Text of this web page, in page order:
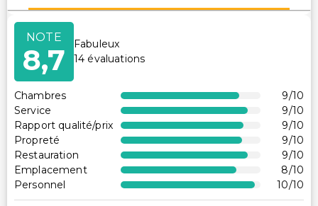
Club pour enfants (gratuit)
Équipements de remise en forme
Distributeur automatique/Services bancaires
Accessibilité
Accessible en fauteuil roulant – non
Loisirs
Animations de soirée
Discothèque
NOTE
8,7
Fabuleux
14 évaluations
Chambres 9/10
Service
9/10
Rapport qualité/prix
9/10
Propreté
9/10
Restauration
9/10
Emplacement
8/10
Personnel
10/10